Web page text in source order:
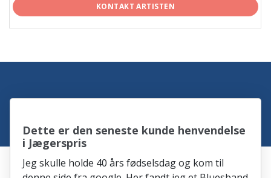
KONTAKT ARTISTEN
Dette er den seneste kunde henvendelse
i Jægerspris
Jeg skulle holde 40 års fødselsdag og kom til